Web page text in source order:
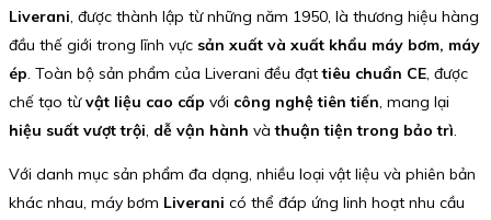
Liverani, được thành lập từ những năm 1950, là thương hiệu hàng
đầu thế giới trong lĩnh vực sản xuất và xuất khẩu máy bơm, máy
ép. Toàn bộ sản phẩm của Liverani đều đạttiêu chuẩn CE, được
chế tạo từvật liệu cao cấp với công nghệ tiên tiến, mang lại
hiệu suất vượt trội, dễ vận hành vàthuận tiện trong bảo trì.
Với danh mục sản phẩm đa dạng, nhiều loại vật liệu và phiên bản
khác nhau, máy bơm Liverani có thể đáp ứng linh hoạt nhu cầu